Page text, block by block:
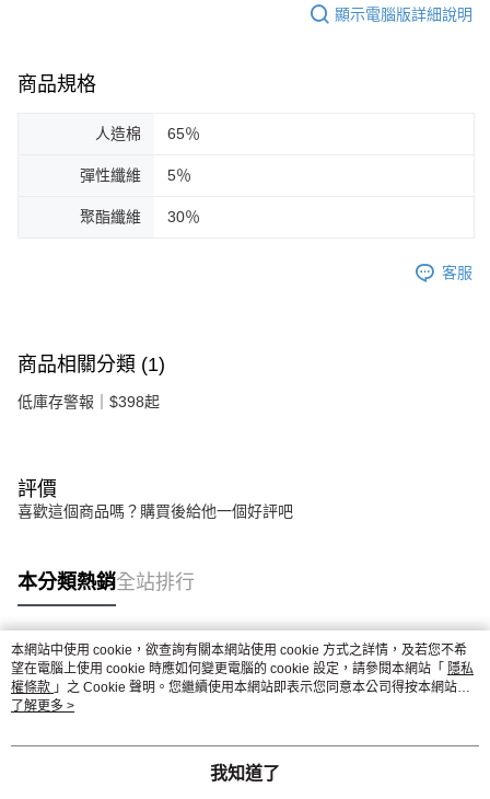
顯示電腦版詳細說明
商品規格
人造棉 65％
彈性纖維 5％
聚酯纖維 30％
客服
商品相關分類 (1)
低庫存警報｜$398起
評價
喜歡這個商品嗎？購買後給他一個好評吧
本分類熱銷全站排行
熱門標籤
本網站中使用 cookie，欲查詢有關本網站使用 cookie 方式之詳情，及若您不希
望在電腦上使用 cookie 時應如何變更電腦的 cookie 設定，請參閱本網站「 隱私
權條款 」之 Cookie 聲明。您繼續使用本網站即表示您同意本公司得按本網站使
用條款之 Cookie 聲明使用 cookie。
了解更多 >
我知道了